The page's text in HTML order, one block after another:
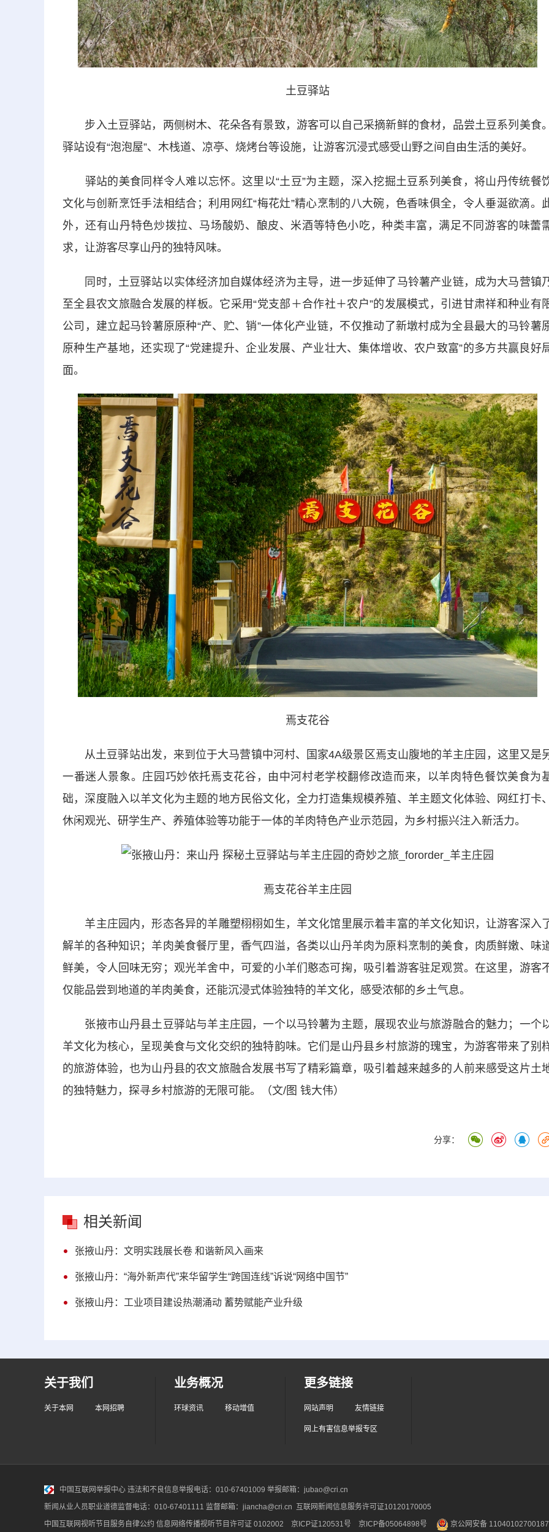
土豆驿站
步入土豆驿站，两侧树木、花朵各有景致，游客可以自己采摘新鲜的食材，品尝土豆系列美食。
驿站设有“泡泡屋”、木栈道、凉亭、烧烤台等设施，让游客沉浸式感受山野之间自由生活的美好。
驿站的美食同样令人难以忘怀。这里以“土豆”为主题，深入挖掘土豆系列美食，将山丹传统餐
文化与创新烹饪手法相结合；利用网红“梅花灶”精心烹制的八大碗，色香味俱全，令人垂涎欲滴。
外，还有山丹特色炒拨拉、马场酸奶、酿皮、米酒等特色小吃，种类丰富，满足不同游客的味蕾
求，让游客尽享山丹的独特风味。
同时，土豆驿站以实体经济加自媒体经济为主导，进一步延伸了马铃薯产业链，成为大马营镇
至全县农文旅融合发展的样板。它采用“党支部＋合作社＋农户”的发展模式，引进甘肃祥和种业有
公司，建立起马铃薯原原种“产、贮、销”一体化产业链，不仅推动了新墩村成为全县最大的马铃薯
原种生产基地，还实现了“党建提升、企业发展、产业壮大、集体增收、农户致富”的多方共赢良好
面。
焉支花谷
从土豆驿站出发，来到位于大马营镇中河村、国家4A级景区焉支山腹地的羊主庄园，这里又是
一番迷人景象。庄园巧妙依托焉支花谷，由中河村老学校翻修改造而来，以羊肉特色餐饮美食为
础，深度融入以羊文化为主题的地方民俗文化，全力打造集规模养殖、羊主题文化体验、网红打卡、
休闲观光、研学生产、养殖体验等功能于一体的羊肉特色产业示范园，为乡村振兴注入新活力。
焉支花谷羊主庄园
羊主庄园内，形态各异的羊雕塑栩栩如生，羊文化馆里展示着丰富的羊文化知识，让游客深入
解羊的各种知识；羊肉美食餐厅里，香气四溢，各类以山丹羊肉为原料烹制的美食，肉质鲜嫩、味
鲜美，令人回味无穷；观光羊舍中，可爱的小羊们憨态可掬，吸引着游客驻足观赏。在这里，游客
仅能品尝到地道的羊肉美食，还能沉浸式体验独特的羊文化，感受浓郁的乡土气息。
张掖市山丹县土豆驿站与羊主庄园，一个以马铃薯为主题，展现农业与旅游融合的魅力；一个
羊文化为核心，呈现美食与文化交织的独特韵味。它们是山丹县乡村旅游的瑰宝，为游客带来了别
的旅游体验，也为山丹县的农文旅融合发展书写了精彩篇章，吸引着越来越多的人前来感受这片土
的独特魅力，探寻乡村旅游的无限可能。（文/图 钱大伟）
分享：
相关新闻
张掖山丹：文明实践展长卷 和谐新风入画来
张掖山丹：“海外新声代”来华留学生“跨国连线”诉说“网络中国节”
张掖山丹：工业项目建设热潮涌动 蓄势赋能产业升级
关于我们
关于本网 本网招聘
业务概况
环球资讯 移动增值
更多链接
网站声明 友情链接
网上有害信息举报专区
中国互联网举报中心 违法和不良信息举报电话：010-67401009 举报邮箱：jubao@cri.cn
新闻从业人员职业道德监督电话：010-67401111 监督邮箱：jiancha@cri.cn 互联网新闻信息服务许可证10120170005
中国互联网视听节目服务自律公约 信息网络传播视听节目许可证 0102002 京ICP证120531号 京ICP备05064898号 京公网安备